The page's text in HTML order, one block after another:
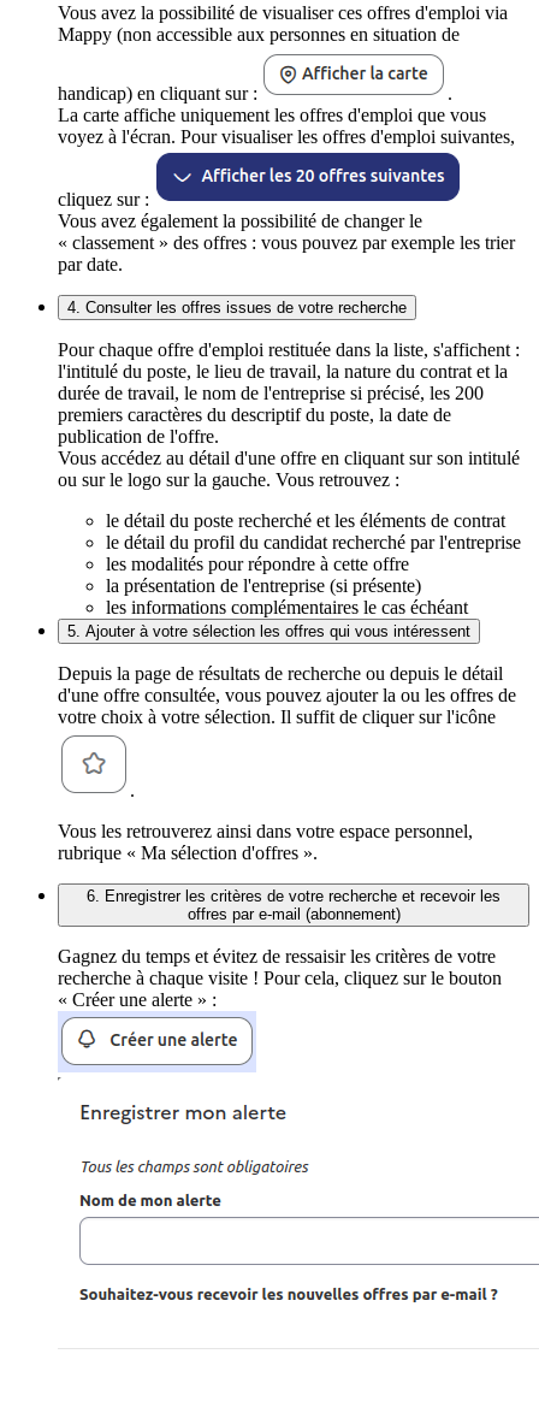
Vous avez la possibilité de visualiser ces offres d'emploi via
Mappy (non accessible aux personnes en situation de
handicap) en cliquant sur :
.
La carte affiche uniquement les offres d'emploi que vous
voyez à l'écran. Pour visualiser les offres d'emploi suivantes,
cliquez sur :
Vous avez également la possibilité de changer le
« classement » des offres : vous pouvez par exemple les trier
par date.
4. Consulter les offres issues de votre recherche
Pour chaque offre d'emploi restituée dans la liste, s'affichent :
l'intitulé du poste, le lieu de travail, la nature du contrat et la
durée de travail, le nom de l'entreprise si précisé, les 200
premiers caractères du descriptif du poste, la date de
publication de l'offre.
Vous accédez au détail d'une offre en cliquant sur son intitulé
ou sur le logo sur la gauche. Vous retrouvez :
le détail du poste recherché et les éléments de contrat
le détail du profil du candidat recherché par l'entreprise
les modalités pour répondre à cette offre
la présentation de l'entreprise (si présente)
les informations complémentaires le cas échéant
5. Ajouter à votre sélection les offres qui vous intéressent
Depuis la page de résultats de recherche ou depuis le détail
d'une offre consultée, vous pouvez ajouter la ou les offres de
votre choix à votre sélection. Il suffit de cliquer sur l'icône
.
Vous les retrouverez ainsi dans votre espace personnel,
rubrique « Ma sélection d'offres ».
6. Enregistrer les critères de votre recherche et recevoir les
offres par e-mail (abonnement)
Gagnez du temps et évitez de ressaisir les critères de votre
recherche à chaque visite ! Pour cela, cliquez sur le bouton
« Créer une alerte » :